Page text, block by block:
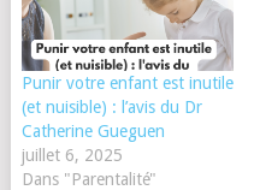
Punir votre enfant est inutile
(et nuisible) : l’avis du Dr
Catherine Gueguen
juillet 6, 2025
Dans "Parentalité"